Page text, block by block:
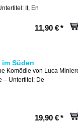
It, En
11,90 €*
Süden
Komödie von Luca
– Untertitel: De
19,90 €*